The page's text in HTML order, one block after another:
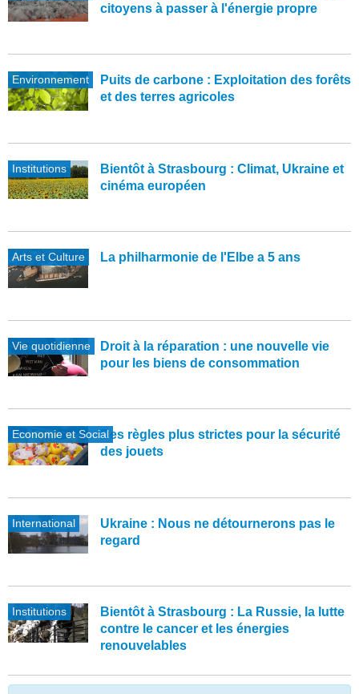
citoyens à passer à l'énergie propre
Environnement
Puits de carbone : Exploitation des forêts
et des terres agricoles
Institutions
Bientôt à Strasbourg : Climat, Ukraine et
cinéma européen
Arts et Culture La philharmonie de l'Elbe a 5 ans
Vie quotidienne
Droit à la réparation : une nouvelle vie
pour les biens de consommation
Economie et SocialDes règles plus strictes pour la sécurité
des jouets
International
Ukraine : Nous ne détournerons pas le
regard
Institutions
Bientôt à Strasbourg : La Russie, la lutte
contre le cancer et les énergies
renouvelables